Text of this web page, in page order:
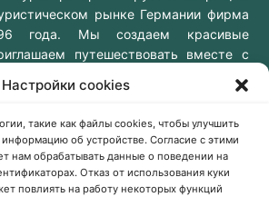
Настройки cookies
такие как файлы cookies, чтобы улучшить
информацию об устройстве. Согласие с этими
нам обрабатывать данные о поведении на
Отказ от использования куки
повлиять на работу некоторых функций
рынке Германии фирма
года. Мы создаем красивые
путешествовать вместе с
онлайн
Заказать звонок